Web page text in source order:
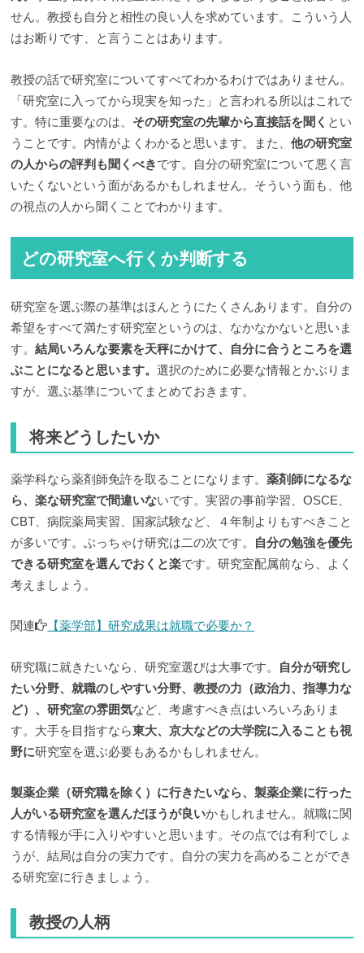
せん。教授も自分と相性の良い人を求めています。こういう人
はお断りです、と言うことはあります。
教授の話で研究室についてすべてわかるわけではありません。
「研究室に入ってから現実を知った」と言われる所以はこれで
す。特に重要なのは、 その研究室の先輩から直接話を聞く とい
うことです。内情がよくわかると思います。また、他の研究室
の人からの評判も聞くべきです。自分の研究室について悪く言
いたくないという面があるかもしれません。そういう面も、他
の視点の人から聞くことでわかります。
どの研究室へ行くか判断する
研究室を選ぶ際の基準はほんとうにたくさんあります。自分の
希望をすべて満たす研究室というのは、なかなかないと思いま
す。結局いろんな要素を天秤にかけて、自分に合うところを選
ぶことになると思います。選択のために必要な情報とかぶりま
すが、選ぶ基準についてまとめておきます。
将来どうしたいか
薬学科なら薬剤師免許を取ることになります。薬剤師になるな
ら、楽な研究室で間違いないです。実習の事前学習、OSCE、
CBT、病院薬局実習、国家試験など、４年制よりもすべきこと
が多いです。ぶっちゃけ研究は二の次です。 自分の勉強を優先
できる研究室を選んでおくと楽です。研究室配属前なら、よく
考えましょう。
関連 【薬学部】研究成果は就職で必要か？
研究職に就きたいなら、研究室選びは大事です。 自分が研究し
たい分野、就職のしやすい分野、教授の力（政治力、指導力な
ど）、研究室の雰囲気など、考慮すべき点はいろいろありま
す。大手を目指すなら東大、京大などの大学院に入ることも視
野に研究室を選ぶ必要もあるかもしれません。
製薬企業（研究職を除く）に行きたいなら、製薬企業に行った
人がいる研究室を選んだほうが良いかもしれません。就職に関
する情報が手に入りやすいと思います。その点では有利でしょ
うが、結局は自分の実力です。自分の実力を高めることができ
る研究室に行きましょう。
教授の人柄